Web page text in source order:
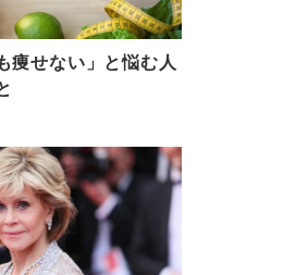
痩せない」と悩む人